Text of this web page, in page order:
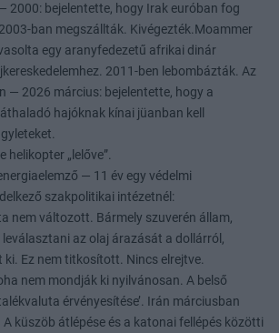
2000: bejelentette, hogy Irak euróban fog
ban megszállták. Kivégezték.Moammer
egy aranyfedezetű afrikai dinár
2011-ben lebombázták. Az
— 2026 március: bejelentette, hogy a
hajóknak kínai jüanban kell
helikopter „lelőve”.
— 11 év egy védelmi
szakpolitikai intézetnél:
nem változott. Bármely szuverén állam,
az olaj árazását a dollárról,
Ez nem titkosított. Nincs elrejtve.
nem mondják ki nyilvánosan. A belső
érvényesítése’. Irán márciusban
küszöb átlépése és a katonai fellépés közötti